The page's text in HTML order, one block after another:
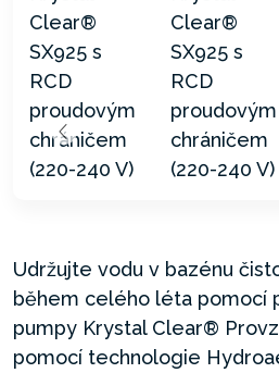
Udržujte vodu v bazénu
během celého léta pomocí
pumpy Krystal Clear®
pomocí technologie